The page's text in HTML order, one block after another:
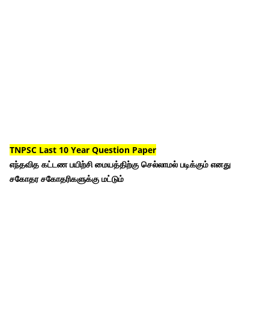
TNPSC Last 10 Year Question Paper
எந்தவித கட்டண பயிற்சி மையத்திற்கு செல்லாமல் படிக்கும் எனது
சகோதர சகோதரிகளுக்கு மட்டும்